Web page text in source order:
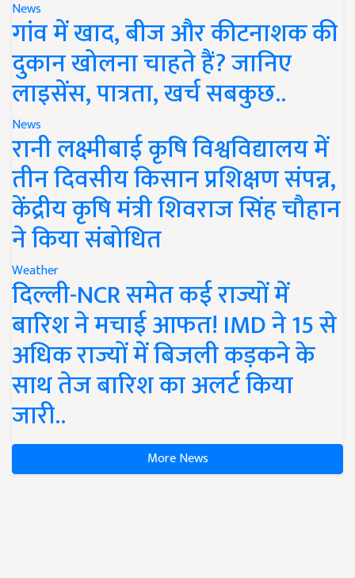
News
गांव में खाद, बीज और कीटनाशक की
दुकान खोलना चाहते हैं? जानिए
लाइसेंस, पात्रता, खर्च सबकुछ..
News
रानी लक्ष्मीबाई कृषि विश्वविद्यालय में
तीन दिवसीय किसान प्रशिक्षण संपन्न,
केंद्रीय कृषि मंत्री शिवराज सिंह चौहान
ने किया संबोधित
Weather
दिल्ली-NCR समेत कई राज्यों में
बारिश ने मचाई आफत! IMD ने 15 से
अधिक राज्यों में बिजली कड़कने के
साथ तेज बारिश का अलर्ट किया
जारी..
More News